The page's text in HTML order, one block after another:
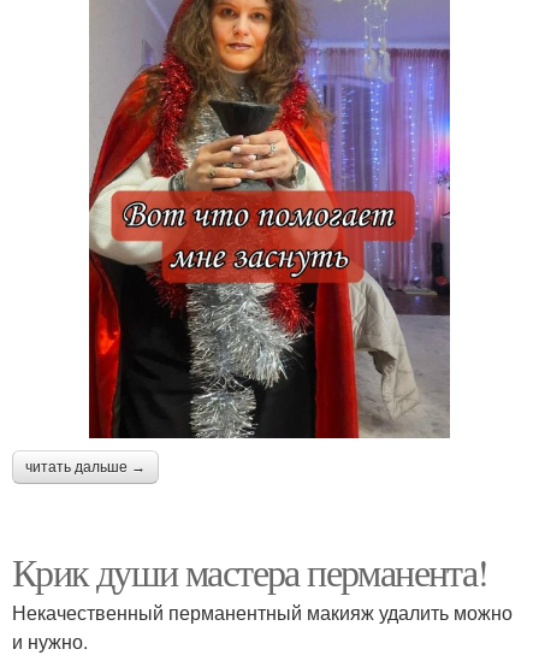
читать дальше →
Крик души мастера перманента!
Некачественный перманентный макияж удалить можно
и нужно.